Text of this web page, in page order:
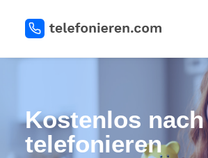
Kostenlos
telefonieren